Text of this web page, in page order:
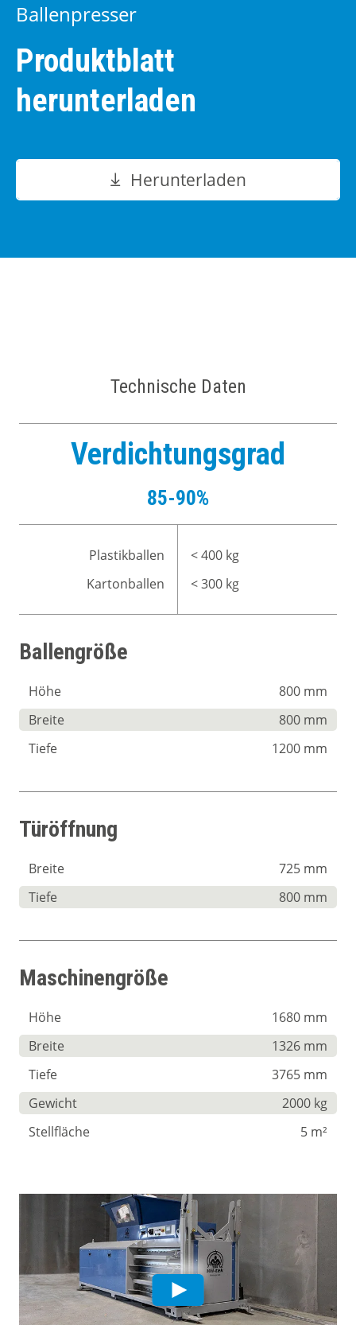
Ballenpresser
Produktblatt
herunterladen
Herunterladen
Technische Daten
Verdichtungsgrad
85-90%
Plastikballen
Kartonballen
< 400 kg
< 300 kg
Ballengröße
Höhe
800 mm
Breite
800 mm
Tiefe
1200 mm
Türöffnung
Breite
725 mm
Tiefe
800 mm
Maschinengröße
Höhe
1680 mm
Breite
1326 mm
Tiefe
3765 mm
Gewicht
2000 kg
Stellfläche
5 m²